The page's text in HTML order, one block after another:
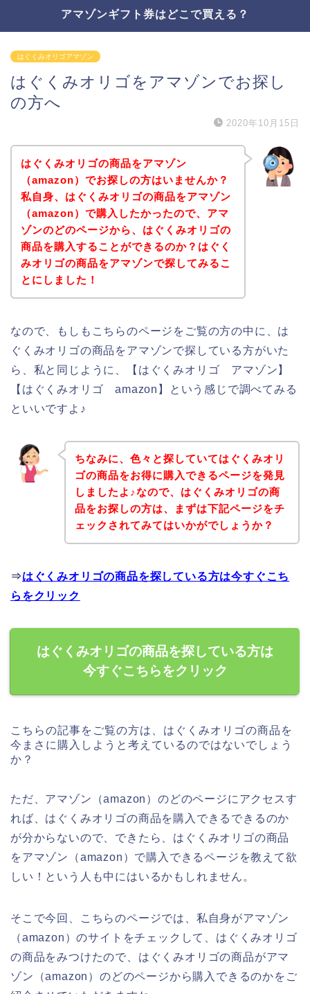
アマゾンギフト券はどこで買える？
はぐくみオリゴアマゾン
はぐくみオリゴをアマゾンでお探し
の方へ
2020年10月15日
はぐくみオリゴの商品をアマゾン
（amazon）でお探しの方はいませんか？
私自身、はぐくみオリゴの商品をアマゾン
（amazon）で購入したかったので、アマ
ゾンのどのページから、はぐくみオリゴの
商品を購入することができるのか？はぐく
みオリゴの商品をアマゾンで探してみるこ
とにしました！
なので、もしもこちらのページをご覧の方の中に、は
ぐくみオリゴの商品をアマゾンで探している方がいた
ら、私と同じように、【はぐくみオリゴ アマゾン】
【はぐくみオリゴ amazon】という感じで調べてみる
といいですよ♪
ちなみに、色々と探していてはぐくみオリ
ゴの商品をお得に購入できるページを発見
しましたよ♪なので、はぐくみオリゴの商
品をお探しの方は、まずは下記ページをチ
ェックされてみてはいかがでしょうか？
⇒はぐくみオリゴの商品を探している方は今すぐこち
らをクリック
はぐくみオリゴの商品を探している方は
今すぐこちらをクリック
こちらの記事をご覧の方は、はぐくみオリゴの商品を
今まさに購入しようと考えているのではないでしょう
か？
ただ、アマゾン（amazon）のどのページにアクセスす
れば、はぐくみオリゴの商品を購入できるできるのか
が分からないので、できたら、はぐくみオリゴの商品
をアマゾン（amazon）で購入できるページを教えて欲
しい！という人も中にはいるかもしれません。
そこで今回、こちらのページでは、私自身がアマゾン
（amazon）のサイトをチェックして、はぐくみオリゴ
の商品をみつけたので、はぐくみオリゴの商品がアマ
ゾン（amazon）のどのページから購入できるのかをご